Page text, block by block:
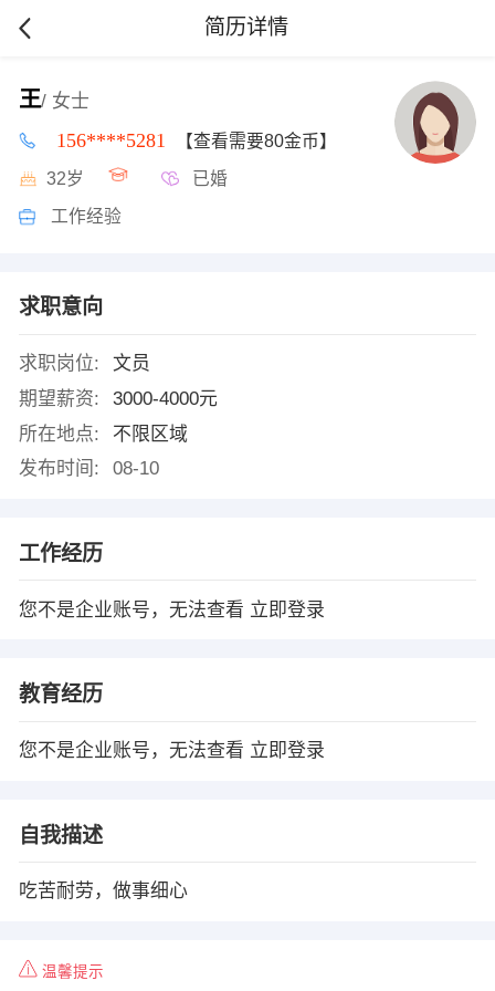
简历详情
王/ 女士
156****5281 【查看需要80金币】
32岁 已婚
工作经验
求职意向
求职岗位:
文员
期望薪资:
3000-4000元
所在地点:
不限区域
发布时间:
08-10
工作经历
您不是企业账号，无法查看 立即登录
教育经历
您不是企业账号，无法查看 立即登录
自我描述
吃苦耐劳，做事细心
温馨提示